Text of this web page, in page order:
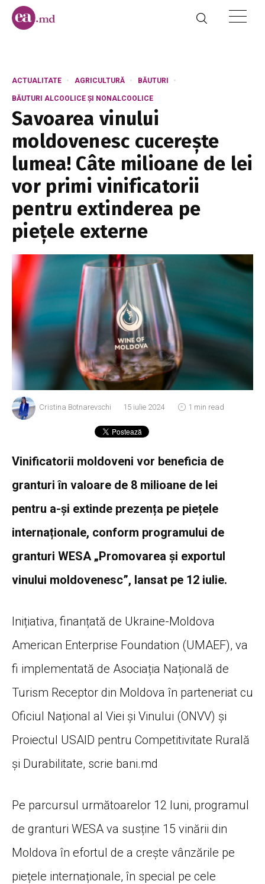
ACTUALITATE AGRICULTURĂ BĂUTURI
BĂUTURI ALCOOLICE ȘI NONALCOOLICE
Savoarea vinului
moldovenesc cucerește
lumea! Câte milioane de lei
vor primi vinificatorii
pentru extinderea pe
piețele externe
Cristina Botnarevschi 15 iulie 2024 1 min read
Vinificatorii moldoveni vor beneficia de
granturi în valoare de 8 milioane de lei
pentru a-și extinde prezența pe piețele
internaționale, conform programului de
granturi WESA „Promovarea și exportul
vinului moldovenesc”, lansat pe 12 iulie.
Inițiativa, finanțată de Ukraine-Moldova
American Enterprise Foundation (UMAEF), va
fi implementată de Asociația Națională de
Turism Receptor din Moldova în parteneriat cu
Oficiul Național al Viei și Vinului (ONVV) și
Proiectul USAID pentru Competitivitate Rurală
și Durabilitate, scrie bani.md
Pe parcursul următoarelor 12 luni, programul
de granturi WESA va susține 15 vinării din
Moldova în efortul de a crește vânzările pe
piețele internaționale, în special pe cele